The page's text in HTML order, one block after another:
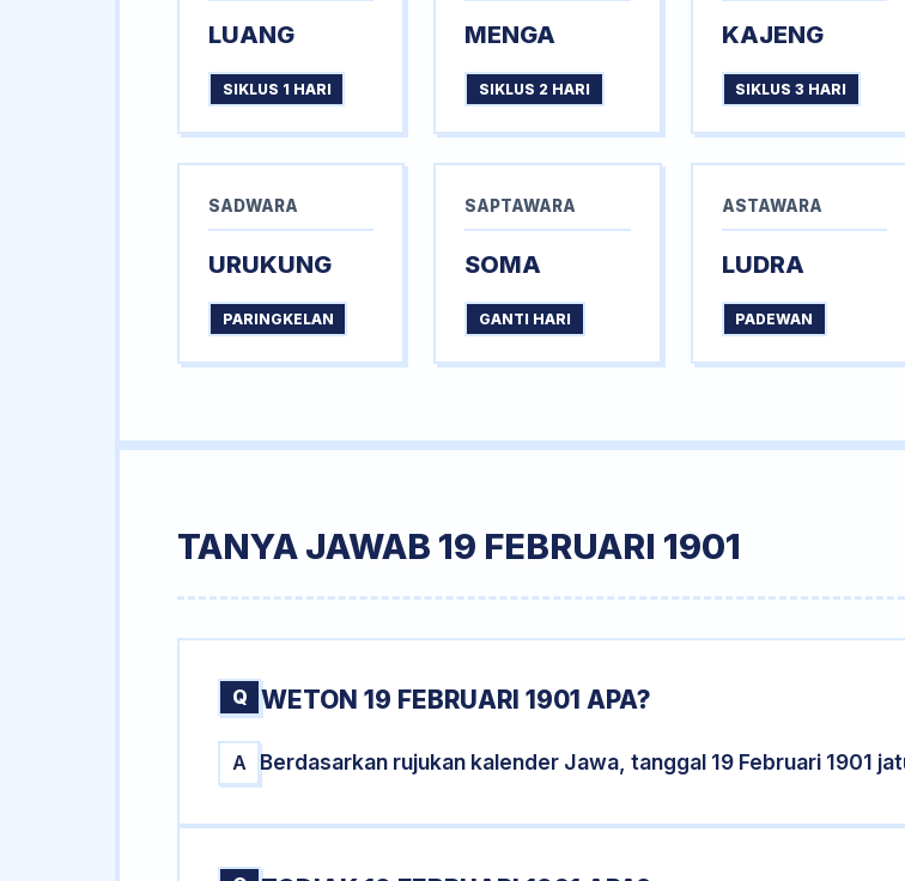
LUANG
SIKLUS 1 HARI
MENGA
SIKLUS 2 HARI
KAJENG
SIKLUS 3 HARI
SADWARA
URUKUNG
PARINGKELAN
SAPTAWARA
SOMA
GANTI HARI
ASTAWARA
LUDRA
PADEWAN
TANYA JAWAB 19 FEBRUARI 1901
Q WETON 19 FEBRUARI 1901 APA?
A Berdasarkan rujukan kalender Jawa, tanggal 19 Februari 1901